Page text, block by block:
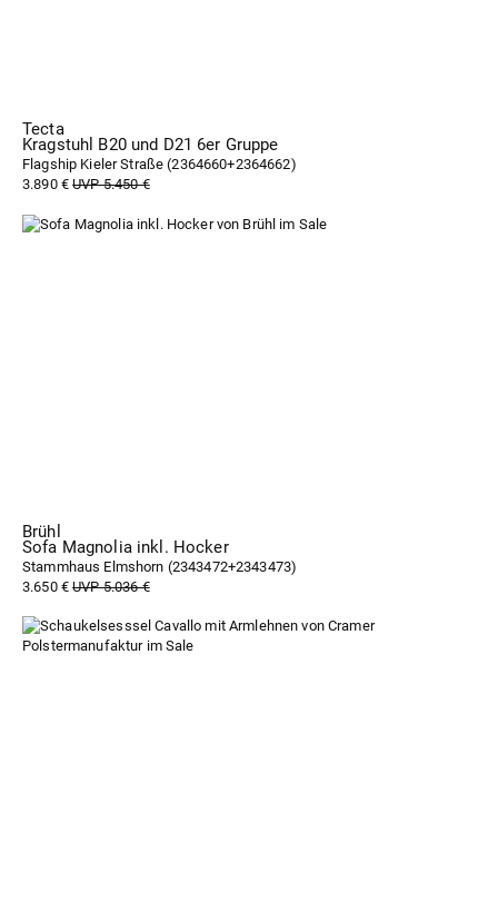
Tecta
Kragstuhl B20 und D21 6er Gruppe
Flagship Kieler Straße (2364660+2364662)
3.890 €UVP 5.450 €
Brühl
Sofa Magnolia inkl. Hocker
Stammhaus Elmshorn (2343472+2343473)
3.650 €UVP 5.036 €